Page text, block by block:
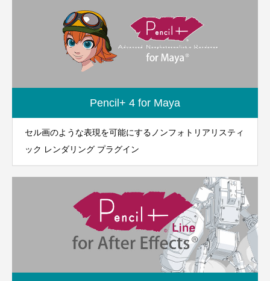
Pencil+ 4 for Maya
セル画のような表現を可能にするノンフォトリアリスティ
ック レンダリング プラグイン